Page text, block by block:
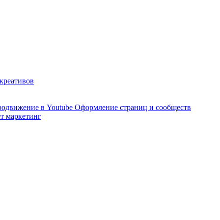
в Youtube Оформление страниц и сообществ
маркетинг